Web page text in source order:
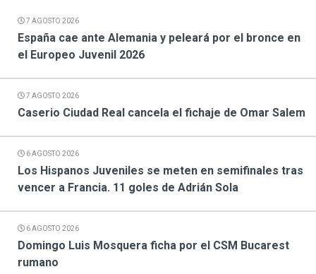
7 AGOSTO 2026
España cae ante Alemania y peleará por el bronce en
el Europeo Juvenil 2026
7 AGOSTO 2026
Caserio Ciudad Real cancela el fichaje de Omar Salem
6 AGOSTO 2026
Los Hispanos Juveniles se meten en semifinales tras
vencer a Francia. 11 goles de Adrián Sola
6 AGOSTO 2026
Domingo Luis Mosquera ficha por el CSM Bucarest
rumano